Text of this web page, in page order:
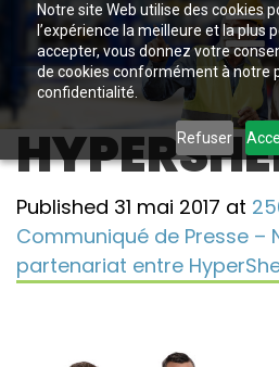
Notre site Web utilise des cookies
l’expérience la meilleure et la plus
accepter, vous donnez votre
de cookies conformément à notre
confidentialité.
Refuser
Published 31 mai 2017 at
Communiqué de Presse –
partenariat entre